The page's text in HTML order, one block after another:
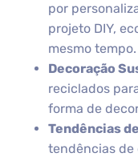
por
projeto DIY,
mesmo tempo.
Decoração
reciclados
forma de
Tendências
tendências de